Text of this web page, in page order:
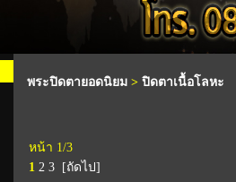
พระปิดตายอดนิยม > ปิดตาเนื้อโลหะ
หน้า 1/3
1 2 3 [ถัดไป]